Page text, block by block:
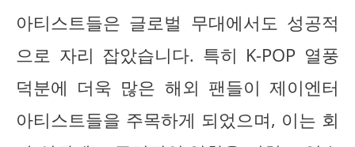
아티스트들은 글로벌 무대에서도 성공적
으로 자리 잡았습니다. 특히 K-POP 열풍
덕분에 더욱 많은 해외 팬들이 제이엔터
아티스트들을 주목하게 되었으며, 이는 회